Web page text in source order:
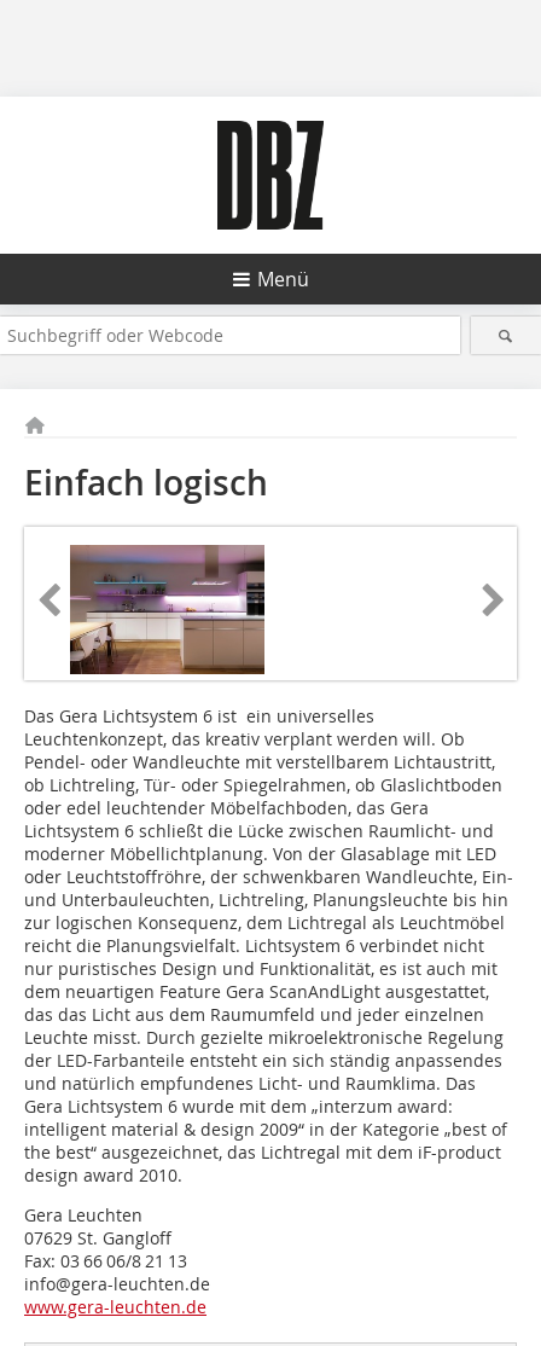
Menü
Einfach logisch
Das Gera Lichtsystem 6 ist ein universelles
Leuchtenkonzept, das kreativ verplant werden will. Ob
Pendel- oder Wandleuchte mit verstellbarem Lichtaustritt,
ob Lichtreling, Tür- oder Spiegelrahmen, ob Glaslichtboden
oder edel leuchtender Möbelfachboden, das Gera
Lichtsystem 6 schließt die Lücke zwischen Raumlicht- und
moderner Möbellichtplanung. Von der Glasablage mit LED
oder Leuchtstoffröhre, der schwenkbaren Wandleuchte, Ein-
und Unterbauleuchten, Lichtreling, Planungsleuchte bis hin
zur logischen Konsequenz, dem Lichtregal als Leuchtmöbel
reicht die Planungsvielfalt. Lichtsystem 6 verbindet nicht
nur puristisches Design und Funktionalität, es ist auch mit
dem neuartigen Fea­ture Gera ScanAndLight ausge­stattet,
das das Licht aus dem Raumumfeld und jeder einzelnen
Leuchte misst. Durch gezielte mikro­elektronische Regelung
der LED-Farbanteile entsteht ein sich ständig anpassen­des
und natürlich em­pfun­denes Licht- und Raum­klima. Das
Gera Lichtsystem 6 wurde mit dem „interzum award:
intelligent material & design 2009“ in der Kategorie „best of
the best“ ausgezeichnet, das Lichtregal mit dem iF-product
design award 2010.
Gera Leuchten
07629 St. Gangloff
Fax: 03 66 06/8 21 13
info@gera-leuchten.de
www.gera-leuchten.de